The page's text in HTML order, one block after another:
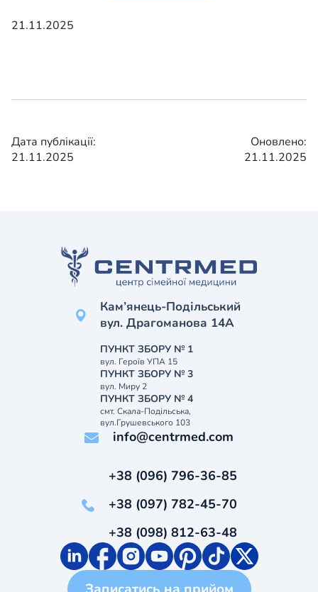
21.11.2025
Дата публікації:
21.11.2025
Оновлено:
21.11.2025
Кам’янець-Подільський
вул. Драгоманова 14А
ПУНКТ ЗБОРУ № 1
вул. Героїв УПА 15
ПУНКТ ЗБОРУ № 3
вул. Миру 2
ПУНКТ ЗБОРУ № 4
смт. Скала-Подільська,
вул.Грушевського 103
info@centrmed.com
+38 (096) 796-36-85
+38 (097) 782-45-70
+38 (098) 812-63-48